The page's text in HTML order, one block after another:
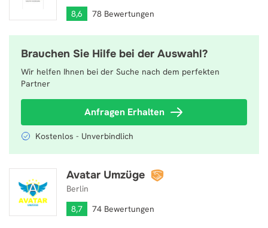
8,6
78 Bewertungen
Brauchen Sie Hilfe bei der Auswahl?
Wir helfen Ihnen bei der Suche nach dem perfekten
Partner
Anfragen Erhalten
Kostenlos - Unverbindlich
Avatar Umzüge
Berlin
8,7
74 Bewertungen
Avatar Umzüge